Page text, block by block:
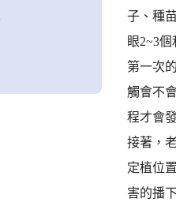
子、種
眼2~3
第一次
觸會不
程才會
接著，
定植位
害的播